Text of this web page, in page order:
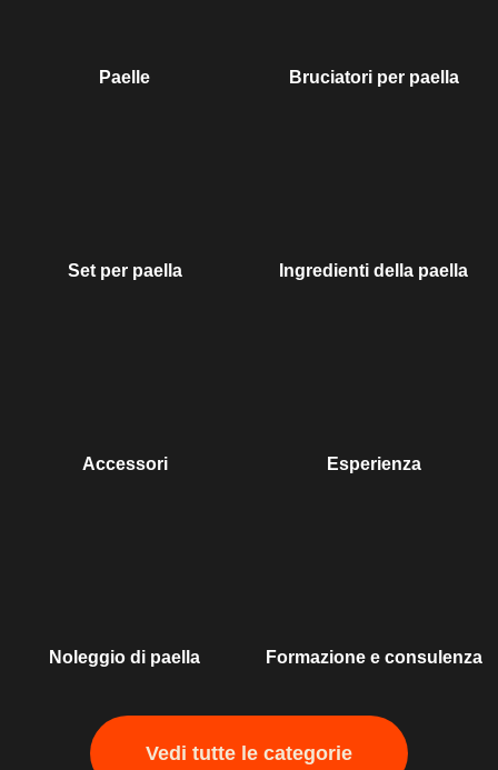
Paelle Bruciatori per paella
Set per paella Ingredienti della paella
Accessori Esperienza
Noleggio di paella Formazione e consulenza
Vedi tutte le categorie